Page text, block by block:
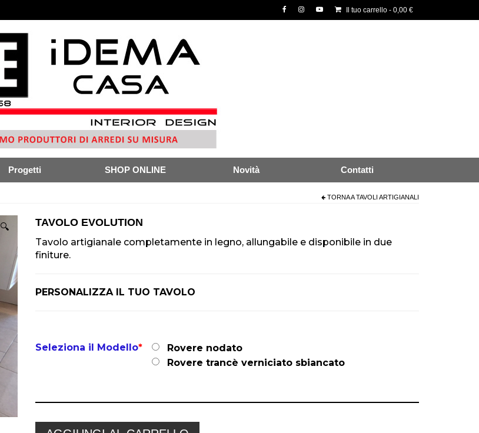
Il tuo carrello - 0,00 €
Progetti SHOP ONLINE Novità Contatti
TORNA ATAVOLI ARTIGIANALI
🔍 TAVOLO EVOLUTION
Tavolo artigianale completamente in legno, allungabile e disponibile in due
finiture.
PERSONALIZZA IL TUO TAVOLO
Seleziona il Modello*
Rovere nodato
Rovere trancè verniciato sbiancato